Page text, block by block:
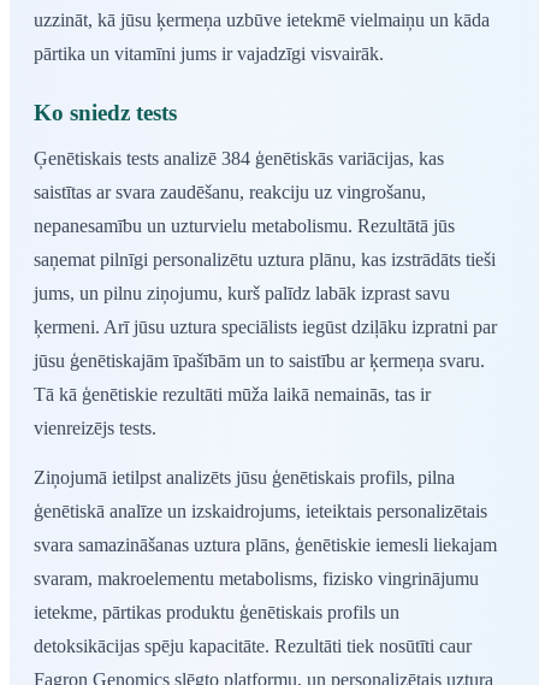
uzzināt, kā jūsu ķermeņa uzbūve ietekmē vielmaiņu un kāda
pārtika un vitamīni jums ir vajadzīgi visvairāk.
Ko sniedz tests
Ģenētiskais tests analizē 384 ģenētiskās variācijas, kas
saistītas ar svara zaudēšanu, reakciju uz vingrošanu,
nepanesamību un uzturvielu metabolismu. Rezultātā jūs
saņemat pilnīgi personalizētu uztura plānu, kas izstrādāts tieši
jums, un pilnu ziņojumu, kurš palīdz labāk izprast savu
ķermeni. Arī jūsu uztura speciālists iegūst dziļāku izpratni par
jūsu ģenētiskajām īpašībām un to saistību ar ķermeņa svaru.
Tā kā ģenētiskie rezultāti mūža laikā nemainās, tas ir
vienreizējs tests.
Ziņojumā ietilpst analizēts jūsu ģenētiskais profils, pilna
ģenētiskā analīze un izskaidrojums, ieteiktais personalizētais
svara samazināšanas uztura plāns, ģenētiskie iemesli liekajam
svaram, makroelementu metabolisms, fizisko vingrinājumu
ietekme, pārtikas produktu ģenētiskais profils un
detoksikācijas spēju kapacitāte. Rezultāti tiek nosūtīti caur
Fagron Genomics slēgto platformu, un personalizētais uztura